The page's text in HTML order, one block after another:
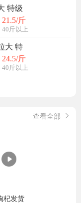
特级
21.5/斤
40斤以上
大 特
24.5/斤
40斤以上
查看全部
杞发货